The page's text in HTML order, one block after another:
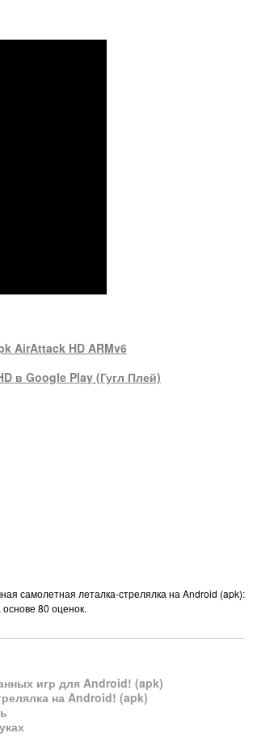
AirAttack HD ARMv6
в Google Play (Гугл Плей)
самолетная леталка-стрелялка на Android (apk):
основе 80 оценок.
игр для Android! (apk)
на Android! (apk)